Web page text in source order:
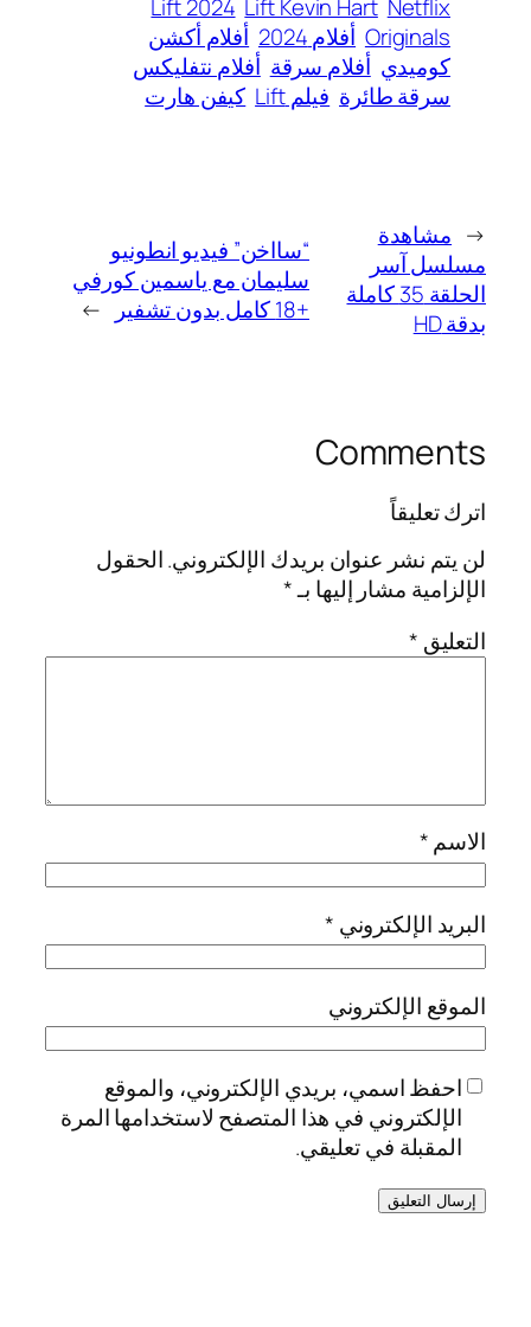
Lift 2024 Lift Kevin Hart Netflix
Originals أفلام 2024
أفلام أكشن
كوميدي أفلام سرقة أفلام نتفليكس
سرقة طائرة فيلم Lift كيفن هارت
← مشاهدة
مسلسل آسر
الحلقة 35 كاملة
بدقة HD
“سااخن” فيديو انطونيو
سليمان مع ياسمين كورفي
+18 كامل بدون تشفير
→
Comments
اترك تعليقاً
لن يتم نشر عنوان بريدك الإلكتروني.الحقول
الإلزامية مشار إليها بـ*
التعليق *
الاسم*
البريد الإلكتروني *
الموقع الإلكتروني
احفظ اسمي، بريدي الإلكتروني، والموقع
الإلكتروني في هذا المتصفح لاستخدامها المرة
المقبلة في تعليقي.